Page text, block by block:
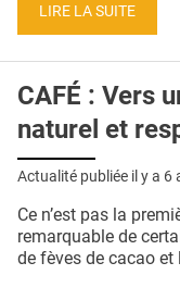
CONTACT
LIRE LA SUITE
CAFÉ : Vers
naturel et
Actualité publiée il y a 6
Ce n’est pas la
remarquable de
de fèves de cacao